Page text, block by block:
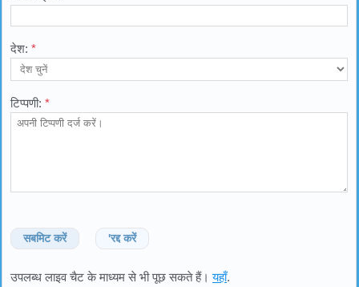
देश: *
टिप्पणी: *
सबमिट करें 'रद्द करें
उपलब्ध लाइव चैट के माध्यम से भी पूछ सकते हैं।यहाँ.